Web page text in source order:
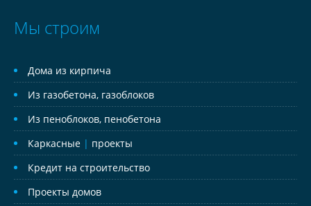
Мы строим
Дома из кирпича
Из газобетона, газоблоков
Из пеноблоков, пенобетона
Каркасные | проекты
Кредит на строительство
Проекты домов